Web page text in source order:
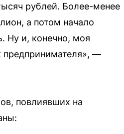
рублей. Более-менее
а потом начало
Ну и, конечно, моя
предпринимателя», —
повлиявших на